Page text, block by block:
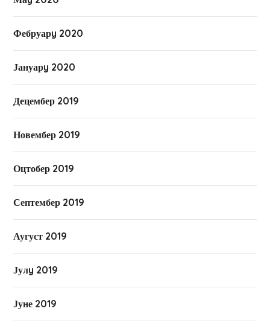
Фебруарy 2020
Јануарy 2020
Децембер 2019
Новембер 2019
Оцтобер 2019
Септембер 2019
Аугуст 2019
Јулy 2019
Јуне 2019